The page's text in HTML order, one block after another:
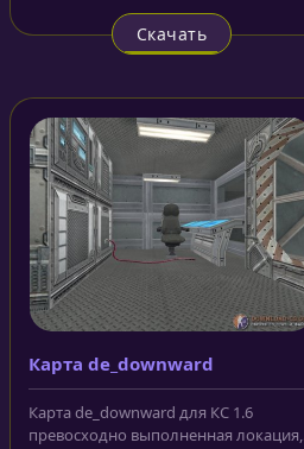
Скачать
Карта de_downward
Карта de_downward для КС 1.6
превосходно выполненная локация,